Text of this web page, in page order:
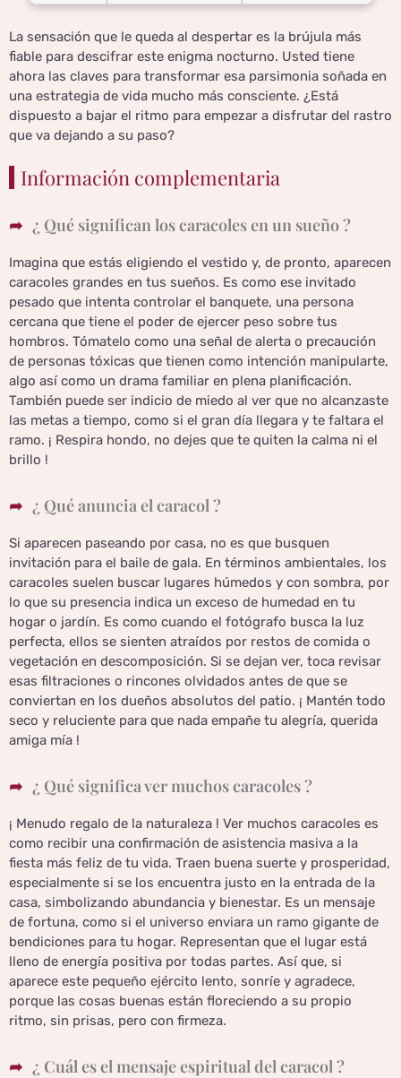
La sensación que le queda al despertar es la brújula más
fiable para descifrar este enigma nocturno. Usted tiene
ahora las claves para transformar esa parsimonia soñada en
una estrategia de vida mucho más consciente. ¿Está
dispuesto a bajar el ritmo para empezar a disfrutar del rastro
que va dejando a su paso?
Información complementaria
¿ Qué significan los caracoles en un sueño ?
Imagina que estás eligiendo el vestido y, de pronto, aparecen
caracoles grandes en tus sueños. Es como ese invitado
pesado que intenta controlar el banquete, una persona
cercana que tiene el poder de ejercer peso sobre tus
hombros. Tómatelo como una señal de alerta o precaución
de personas tóxicas que tienen como intención manipularte,
algo así como un drama familiar en plena planificación.
También puede ser indicio de miedo al ver que no alcanzaste
las metas a tiempo, como si el gran día llegara y te faltara el
ramo. ¡ Respira hondo, no dejes que te quiten la calma ni el
brillo !
¿ Qué anuncia el caracol ?
Si aparecen paseando por casa, no es que busquen
invitación para el baile de gala. En términos ambientales, los
caracoles suelen buscar lugares húmedos y con sombra, por
lo que su presencia indica un exceso de humedad en tu
hogar o jardín. Es como cuando el fotógrafo busca la luz
perfecta, ellos se sienten atraídos por restos de comida o
vegetación en descomposición. Si se dejan ver, toca revisar
esas filtraciones o rincones olvidados antes de que se
conviertan en los dueños absolutos del patio. ¡ Mantén todo
seco y reluciente para que nada empañe tu alegría, querida
amiga mía !
¿ Qué significa ver muchos caracoles ?
¡ Menudo regalo de la naturaleza ! Ver muchos caracoles es
como recibir una confirmación de asistencia masiva a la
fiesta más feliz de tu vida. Traen buena suerte y prosperidad,
especialmente si se los encuentra justo en la entrada de la
casa, simbolizando abundancia y bienestar. Es un mensaje
de fortuna, como si el universo enviara un ramo gigante de
bendiciones para tu hogar. Representan que el lugar está
lleno de energía positiva por todas partes. Así que, si
aparece este pequeño ejército lento, sonríe y agradece,
porque las cosas buenas están floreciendo a su propio
ritmo, sin prisas, pero con firmeza.
¿ Cuál es el mensaje espiritual del caracol ?